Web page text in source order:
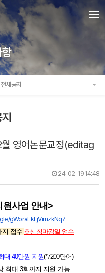
항
전체공지
영어논문교정(editag
24-02-19 14:48
원사업 안내>
gWoraLkLjVimzkNq7
지 접수 ※신청마감일 엄수
대 40만원 지원(*7200단어)
최대 3회까지 지원 가능